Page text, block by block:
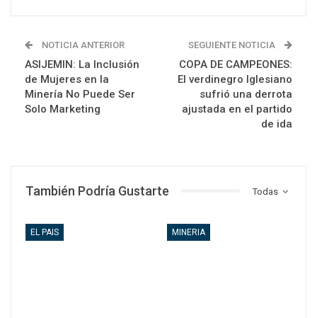
NOTICIA ANTERIOR
ASIJEMIN: La Inclusión
de Mujeres en la
Minería No Puede Ser
Solo Marketing
SEGUIENTE NOTICIA
COPA DE CAMPEONES:
El verdinegro Iglesiano
sufrió una derrota
ajustada en el partido
de ida
Todas
También Podría Gustarte
EL PAIS MINERIA